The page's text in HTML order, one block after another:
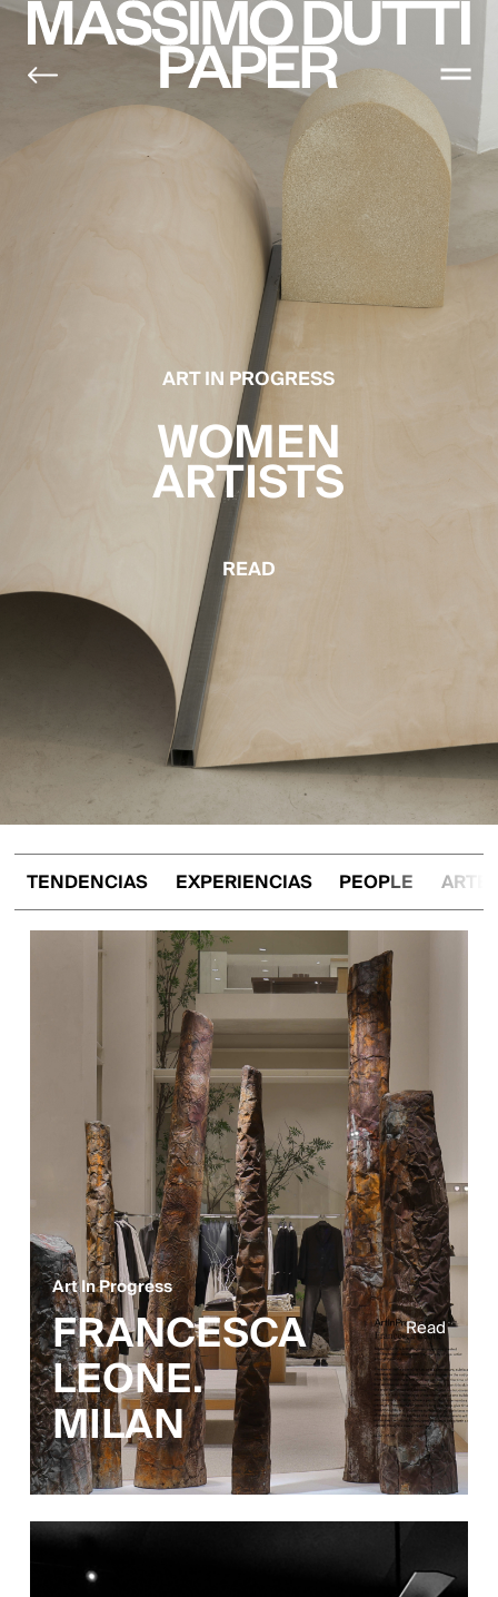
ART IN PROGRESS
WOMEN
ARTISTS
READ
TENDENCIAS EXPERIENCIAS PEOPLE ARTE
Art In Progress
FRANCESCA
LEONE.
MILAN
Read